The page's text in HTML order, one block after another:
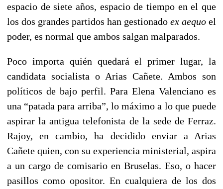
espacio de siete años, espacio de tiempo en el que
los dos grandes partidos han gestionado ex aequo el
poder, es normal que ambos salgan malparados.
Poco importa quién quedará el primer lugar, la
candidata socialista o Arias Cañete. Ambos son
políticos de bajo perfil. Para Elena Valenciano es
una “patada para arriba”, lo máximo a lo que puede
aspirar la antigua telefonista de la sede de Ferraz.
Rajoy, en cambio, ha decidido enviar a Arias
Cañete quien, con su experiencia ministerial, aspira
a un cargo de comisario en Bruselas. Eso, o hacer
pasillos como opositor. En cualquiera de los dos